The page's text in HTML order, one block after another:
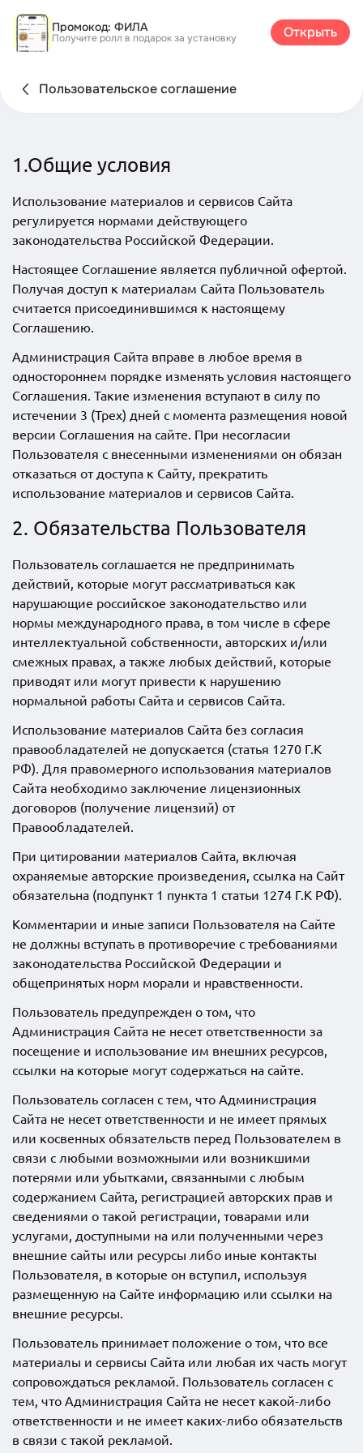
Промокод: ФИЛА
Получите ролл в подарок за установку Открыть
Пользовательское соглашение
1.Общие условия
Использование материалов и сервисов Сайта
регулируется нормами действующего
законодательства Российской Федерации.
Настоящее Соглашение является публичной офертой.
Получая доступ к материалам Сайта Пользователь
считается присоединившимся к настоящему
Соглашению.
Администрация Сайта вправе в любое время в
одностороннем порядке изменять условия настоящего
Соглашения. Такие изменения вступают в силу по
истечении 3 (Трех) дней с момента размещения новой
версии Соглашения на сайте. При несогласии
Пользователя с внесенными изменениями он обязан
отказаться от доступа к Сайту, прекратить
использование материалов и сервисов Сайта.
2. Обязательства Пользователя
Пользователь соглашается не предпринимать
действий, которые могут рассматриваться как
нарушающие российское законодательство или
нормы международного права, в том числе в сфере
интеллектуальной собственности, авторских и/или
смежных правах, а также любых действий, которые
приводят или могут привести к нарушению
нормальной работы Сайта и сервисов Сайта.
Использование материалов Сайта без согласия
правообладателей не допускается (статья 1270 Г.К
РФ). Для правомерного использования материалов
Сайта необходимо заключение лицензионных
договоров (получение лицензий) от
Правообладателей.
При цитировании материалов Сайта, включая
охраняемые авторские произведения, ссылка на Сайт
обязательна (подпункт 1 пункта 1 статьи 1274 Г.К РФ).
Комментарии и иные записи Пользователя на Сайте
не должны вступать в противоречие с требованиями
законодательства Российской Федерации и
общепринятых норм морали и нравственности.
Пользователь предупрежден о том, что
Администрация Сайта не несет ответственности за
посещение и использование им внешних ресурсов,
ссылки на которые могут содержаться на сайте.
Пользователь согласен с тем, что Администрация
Сайта не несет ответственности и не имеет прямых
или косвенных обязательств перед Пользователем в
связи с любыми возможными или возникшими
потерями или убытками, связанными с любым
содержанием Сайта, регистрацией авторских прав и
сведениями о такой регистрации, товарами или
услугами, доступными на или полученными через
внешние сайты или ресурсы либо иные контакты
Пользователя, в которые он вступил, используя
размещенную на Сайте информацию или ссылки на
внешние ресурсы.
Пользователь принимает положение о том, что все
материалы и сервисы Сайта или любая их часть могут
сопровождаться рекламой. Пользователь согласен с
тем, что Администрация Сайта не несет какой-либо
ответственности и не имеет каких-либо обязательств
в связи с такой рекламой.